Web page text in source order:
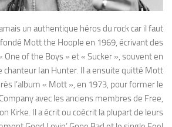
un authentique héros du rock car il faut
Mott the Hoople en 1969, écrivant des
One of the Boys » et « Sucker », souvent en
chanteur Ian Hunter. Il a ensuite quitté Mott
l’album « Mott », en 1973, pour former le
avec les anciens membres de Free,
Kirke. Il a écrit ou coécrit la plupart de leurs